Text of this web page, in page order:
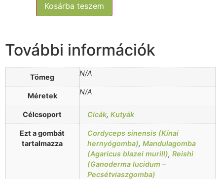
Kosárba teszem
További információk
Tömeg N/A
Méretek N/A
Célcsoport Cicák, Kutyák
Ezt a gombát
tartalmazza
Cordyceps sinensis (Kínai
hernyógomba), Mandulagomba
(Agaricus blazei murill), Reishi
(Ganoderma lucidum –
Pecsétviaszgomba)